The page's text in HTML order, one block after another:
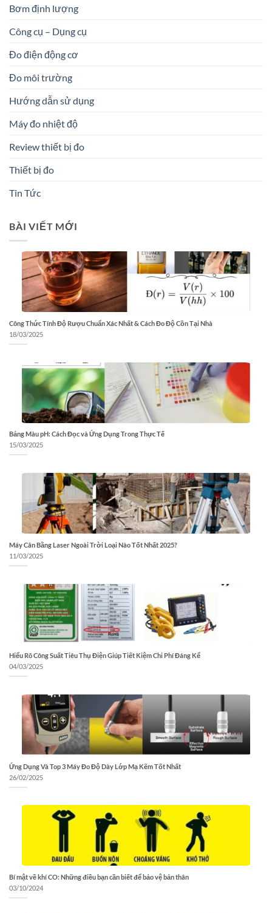
Bơm định lượng
Công cụ – Dụng cụ
Đo điện động cơ
Đo môi trường
Hướng dẫn sử dụng
Máy đo nhiệt độ
Review thiết bị đo
Thiết bị đo
Tin Tức
BÀI VIẾT MỚI
Công Thức Tính Độ Rượu Chuẩn Xác Nhất & Cách Đo Độ Cồn Tại Nhà
18/03/2025
Bảng Màu pH: Cách Đọc và Ứng Dụng Trong Thực Tế
15/03/2025
Máy Cân Bằng Laser Ngoài Trời Loại Nào Tốt Nhất 2025?
11/03/2025
Hiểu Rõ Công Suất Tiêu Thụ Điện Giúp Tiết Kiệm Chi Phí Đáng Kể
04/03/2025
Ứng Dụng Và Top 3 Máy Đo Độ Dày Lớp Mạ Kẽm Tốt Nhất
26/02/2025
Bí mật về khí CO: Những điều bạn cần biết để bảo vệ bản thân
03/10/2024